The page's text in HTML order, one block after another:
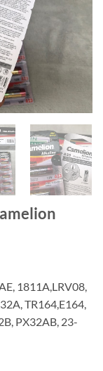
1811A,LRV08,
TR164,E164,
PX32AB, 23-